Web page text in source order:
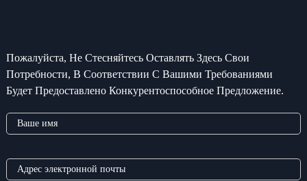
Пожалуйста, Не Стесняйтесь Оставлять Здесь Свои
Потребности, В Соответствии С Вашими Требованиями
Будет Предоставлено Конкурентоспособное Предложение.